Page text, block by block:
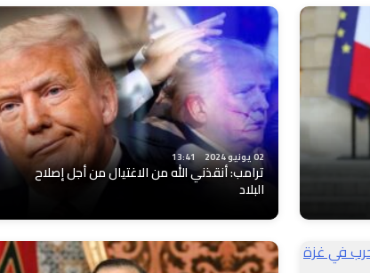
02 يونيو 2024 13:41
ترامب: أنقذني الله من الاغتيال من أجل إصلاح
البلاد